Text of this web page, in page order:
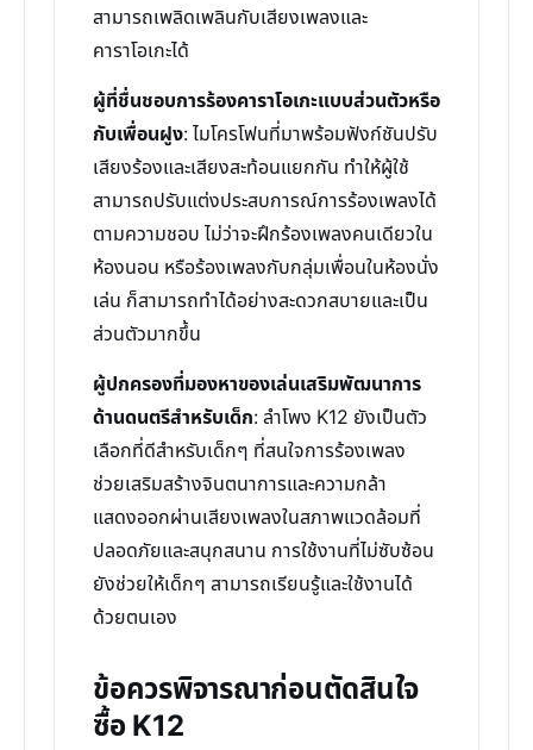
สามารถเพลิดเพลินกับเสียงเพลงและ
คาราโอเกะได้
ผู้ที่ชื่นชอบการร้องคาราโอเกะแบบส่วนตัวหรือ
กับเพื่อนฝูง: ไมโครโฟนที่มาพร้อมฟังก์ชันปรับ
เสียงร้องและเสียงสะท้อนแยกกัน ทำให้ผู้ใช้
สามารถปรับแต่งประสบการณ์การร้องเพลงได้
ตามความชอบ ไม่ว่าจะฝึกร้องเพลงคนเดียวใน
ห้องนอน หรือร้องเพลงกับกลุ่มเพื่อนในห้องนั่ง
เล่น ก็สามารถทำได้อย่างสะดวกสบายและเป็น
ส่วนตัวมากขึ้น
ผู้ปกครองที่มองหาของเล่นเสริมพัฒนาการ
ด้านดนตรีสำหรับเด็ก: ลำโพง K12 ยังเป็นตัว
เลือกที่ดีสำหรับเด็กๆ ที่สนใจการร้องเพลง
ช่วยเสริมสร้างจินตนาการและความกล้า
แสดงออกผ่านเสียงเพลงในสภาพแวดล้อมที่
ปลอดภัยและสนุกสนาน การใช้งานที่ไม่ซับซ้อน
ยังช่วยให้เด็กๆ สามารถเรียนรู้และใช้งานได้
ด้วยตนเอง
ข้อควรพิจารณาก่อนตัดสินใจ
ซื้อ K12